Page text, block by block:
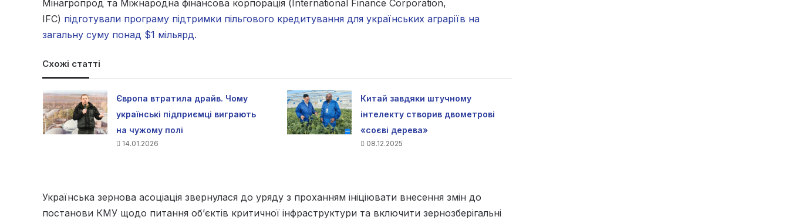
Мінагропрод та Міжнародна фінансова корпорація (International Finance Corporation,
IFC) підготували програму підтримки пільгового кредитування для українських аграріїв на
загальну суму понад $1 мільярд.
Схожі статті
Європа втратила драйв. Чому
українські підприємці виграють
на чужому полі
14.01.2026
Китай завдяки штучному
інтелекту створив двометрові
«соєві дерева»
08.12.2025
Українська зернова асоціація звернулася до уряду з проханням ініціювати внесення змін до
постанови КМУ щодо питання об’єктів критичної інфраструктури та включити зернозберігальні